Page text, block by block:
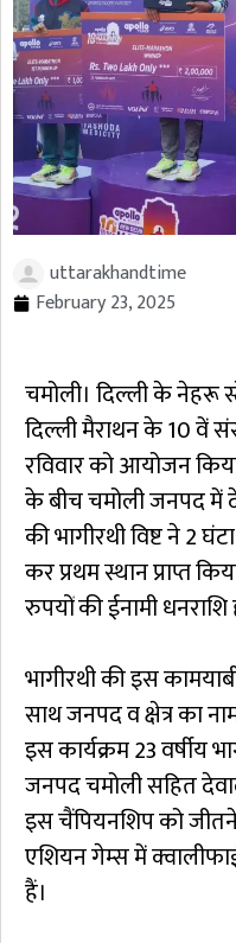
uttarakhandtime
February 23, 2025
चमोली। दिल्ली के नेहरू
दिल्ली मैराथन के 10 वें
रविवार को आयोजन
के बीच चमोली जनपद में
की भागीरथी विष्ट ने 2
कर प्रथम स्थान प्राप्त
रुपयों की ईनामी
भागीरथी की इस
साथ जनपद व क्षेत्र का
इस कार्यक्रम 23 वर्षीय
जनपद चमोली सहित
इस चैंपियनशिप को
एशियन गेम्स में
हैं।